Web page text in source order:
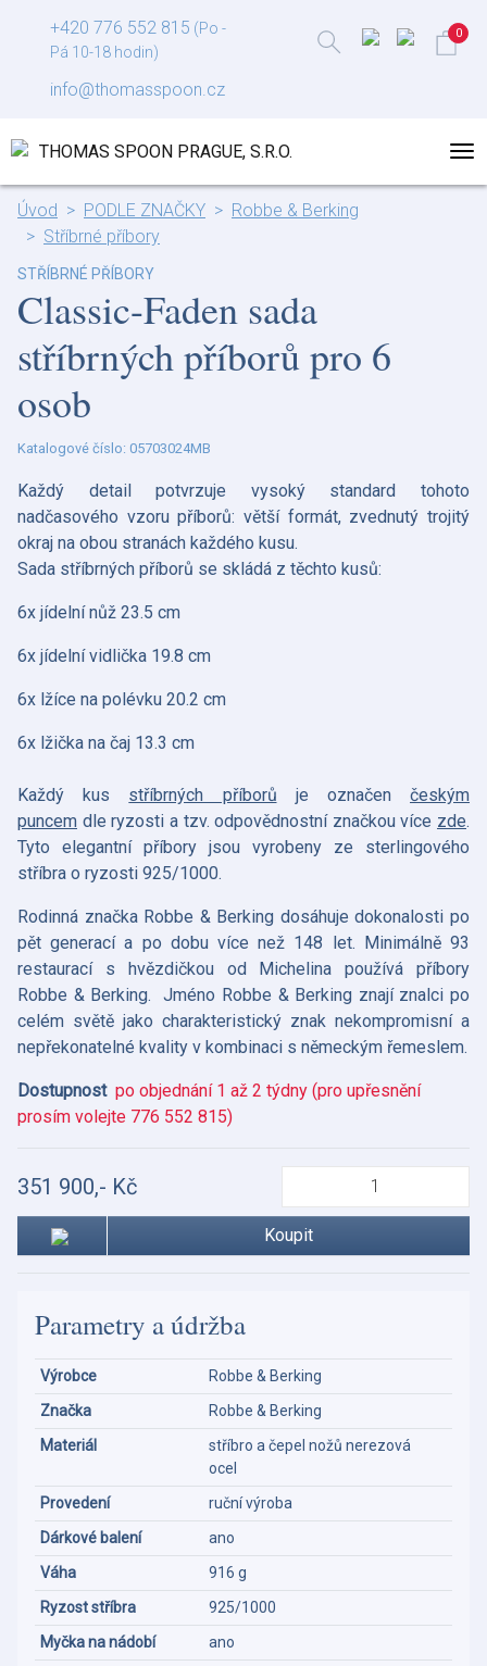
+420 776 552 815 (Po -
Pá 10-18 hodin)
info@thomasspoon.cz
Úvod PODLE ZNAČKY
Robbe & Berking
Stříbrné příbory
STŘÍBRNÉ PŘÍBORY
Classic-Faden sada
stříbrných příborů pro 6
osob
Katalogové číslo: 05703024MB
Každý detail potvrzuje vysoký standard tohoto
nadčasového vzoru příborů: větší formát, zvednutý trojitý
okraj na obou stranách každého kusu.
Sada stříbrných příborů se skládá z těchto kusů:
6x jídelní nůž 23.5 cm
6x jídelní vidlička 19.8 cm
6x lžíce na polévku 20.2 cm
6x lžička na čaj 13.3 cm
Každý kus stříbrných příborů je označenčeským
puncem dle ryzosti a tzv. odpovědnostní značkou více zde.
Tyto elegantní příbory jsou vyrobeny ze sterlingového
stříbra o ryzosti 925/1000.
Rodinná značka Robbe & Berking dosáhuje dokonalosti po
pět generací a po dobu více než 148 let. Minimálně 93
restaurací s hvězdičkou od Michelina používá příbory
Robbe & Berking. Jméno Robbe & Berking znají znalci po
celém světě jako charakteristický znak nekompromisní a
nepřekonatelné kvality v kombinaci s německým řemeslem.
Dostupnost po objednání 1 až 2 týdny (pro upřesnění
prosím volejte 776 552 815)
351 900,- Kč
Koupit
Parametry a údržba
Výrobce
Robbe & Berking
Značka
Robbe & Berking
Materiál
stříbro a čepel nožů nerezová
ocel
Provedení
ruční výroba
Dárkové balení
ano
Váha
916 g
Ryzost stříbra
925/1000
Myčka na nádobí
ano